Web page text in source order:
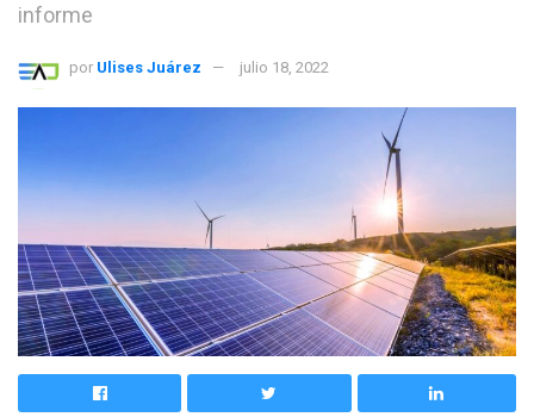
informe
por Ulises Juárez julio 18, 2022